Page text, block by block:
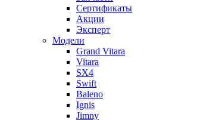
Сертификаты
Акции
Эксперт
Модели
Grand Vitara
Vitara
SX4
Swift
Baleno
Ignis
Jimny